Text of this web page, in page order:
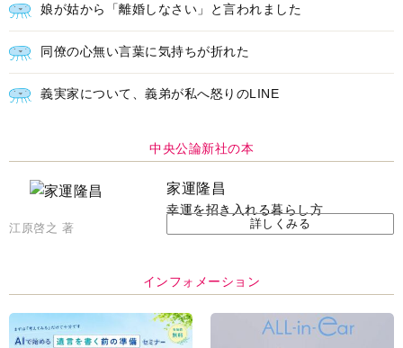
娘が姑から「離婚しなさい」と言われました
同僚の心無い言葉に気持ちが折れた
義実家について、義弟が私へ怒りのLINE
中央公論新社の本
家運隆昌
幸運を招き入れる暮らし方
江原啓之 著 詳しくみる
インフォメーション